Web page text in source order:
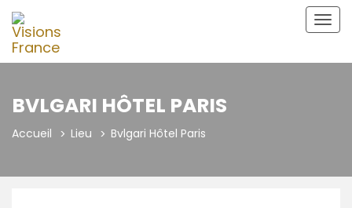
BVLGARI HÔTEL PARIS
Accueil Lieu Bvlgari Hôtel Paris